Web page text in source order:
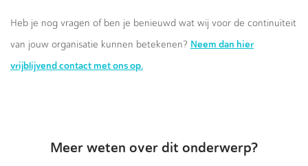
Heb je nog vragen of ben je benieuwd wat wij voor de continuïteit
van jouw organisatie kunnen betekenen? Neem dan hier
vrijblijvend contact met ons op.
Meer weten over dit onderwerp?